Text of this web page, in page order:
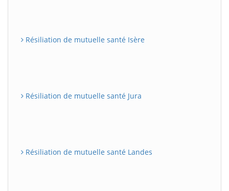
Résiliation de mutuelle santé Isère
Résiliation de mutuelle santé Jura
Résiliation de mutuelle santé Landes